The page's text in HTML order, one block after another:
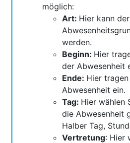
möglich:
Art: Hier kann der
werden.
Beginn: Hier
der Abwesenheit
Ende: Hier
Abwesenheit ein.
Tag: Hier wählen
die Abwesenheit
Halber Tag,
Vertretung: Hier